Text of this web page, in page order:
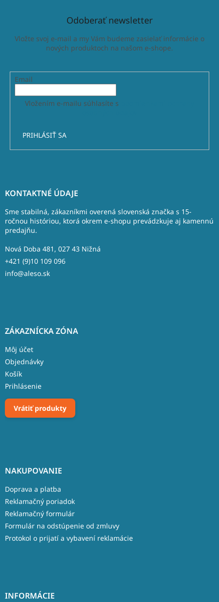
Odoberať newsletter
Vložte svoj e-mail a my Vám budeme zasielať informácie o
nových produktoch na našom e-shope.
Email
Vložením e-mailu súhlasíte s
PRIHLÁSIŤ SA
KONTAKTNÉ ÚDAJE
Sme stabilná, zákazníkmi overená slovenská značka s 15-
ročnou históriou, ktorá okrem e-shopu prevádzkuje aj kamennú
predajňu.
Nová Doba 481, 027 43 Nižná
+421 (9)10 109 096
info@aleso.sk
ZÁKAZNÍCKA ZÓNA
Môj účet
Objednávky
Košík
Prihlásenie
Vrátiť produkty
NAKUPOVANIE
Doprava a platba
Reklamačný poriadok
Reklamačný formulár
Formulár na odstúpenie od zmluvy
Protokol o prijatí a vybavení reklamácie
INFORMÁCIE